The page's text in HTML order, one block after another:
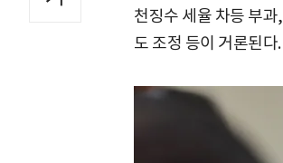
천징수 세율 차등 부
도 조정 등이 거론된다.